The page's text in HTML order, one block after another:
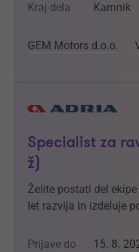
Kraj dela Kamnik
GEM Motors d.o.o.
Specialist za
ž)
Želite postati del
let razvija in izdeluje
Prijave do 15. 8.